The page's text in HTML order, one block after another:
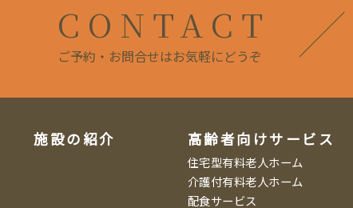
CONTACT
ご予約・お問合せはお気軽にどうぞ
施設の紹介 高齢者向けサービス
住宅型有料老人ホーム
介護付有料老人ホーム
配食サービス